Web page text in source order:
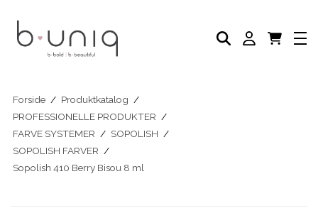
PLEJE PRODUKTER
AKADEMI
PROFESSIONELLE PRODUKTER
BLOG
Forside / Produktkatalog /
PROFESSIONELLE PRODUKTER /
FARVE SYSTEMER / SOPOLISH /
SOPOLISH FARVER /
Sopolish 410 Berry Bisou 8 ml